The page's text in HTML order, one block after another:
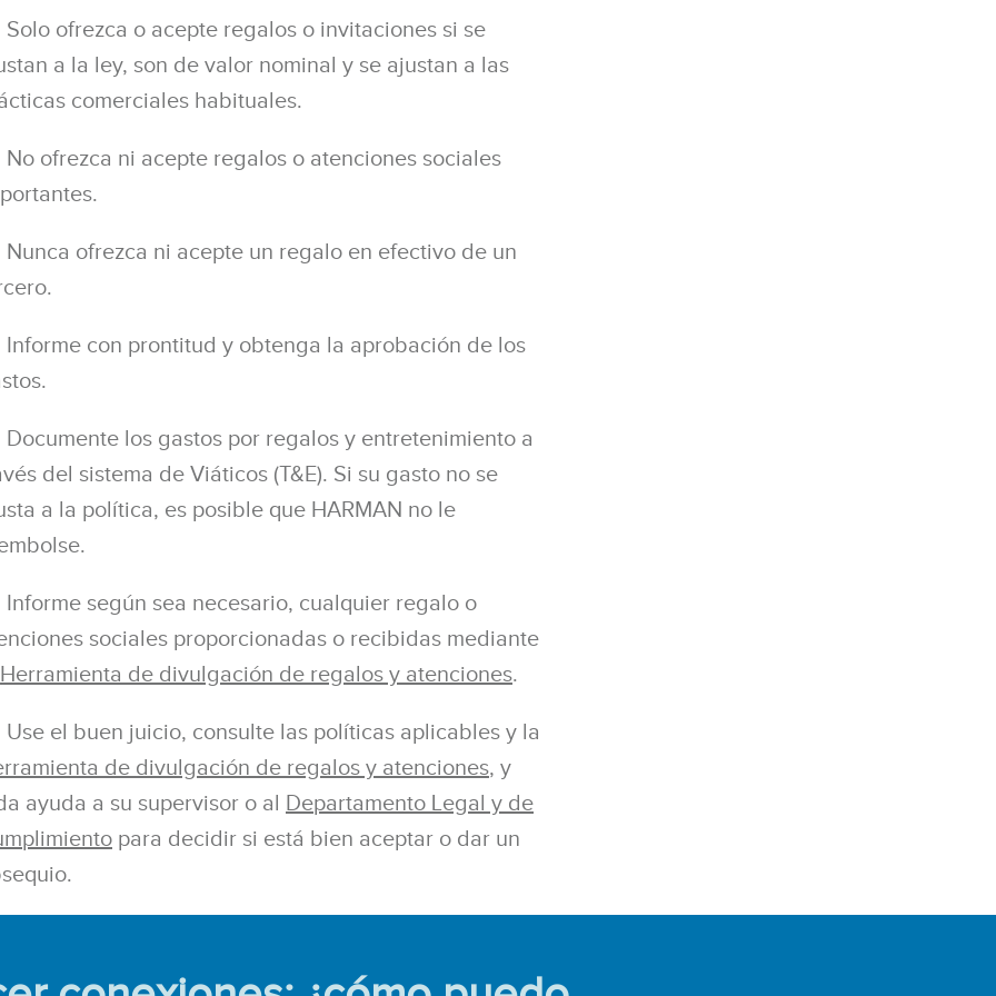
Solo ofrezca o acepte regalos o invitaciones si se
a la ley, son de valor nominal y se ajustan a las
comerciales habituales.
No ofrezca ni acepte regalos o atenciones sociales
Nunca ofrezca ni acepte un regalo en efectivo de un
Informe con prontitud y obtenga la aprobación de los
Documente los gastos por regalos y entretenimiento a
del sistema de Viáticos (T&E). Si su gasto no se
a la política, es posible que HARMAN no le
Informe según sea necesario, cualquier regalo o
sociales proporcionadas o recibidas mediante
Herramienta de divulgación de regalos y atenciones.
Use el buen juicio, consulte las políticas aplicables y la
de divulgación de regalos y atenciones, y
ayuda a su supervisor o al Departamento Legal y de
para decidir si está bien aceptar o dar un